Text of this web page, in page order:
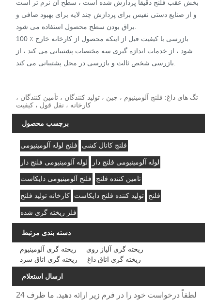
بخش عقب فلنج دقیقاً پردازش شده است ، سطح آن نرم تر است
و از صنایع دستی نفیس برای پردازش چند لایه برای بهبود صافی و
100 ٪ بازرسی با کیفیت قبل از اینکه محصول از کارخانه خارج
شود ، از خدمات اندازه گیری سه مختصات پشتیبانی می کند ، از
تگ های داغ: فلنج آلومینیوم ، چین ، تولید کنندگان ، تأمین کنندگان ،
کارخانه ، نقل قول ، کیفیت
برچسب محصول
فلنج لوله آلومینیومی فلنج کانال کشی
لوله آلومینیومی فلنج دار لوله آلومینیومی فلنج دار
فلنج آلومینیومی دایکاست تامین کننده فلنج
کارخانه تولید فلنج تولید کننده فلنج دایکاست فلنج
فلز ریخته گری شده
دسته بندی مرتبط
ریخته گری آلومینیوم
ریخته گری آلیاژ روی
ریخته گری اتاق سرد
ریخته گری اتاق داغ
ارسال استعلام
لطفاً درخواست خود را در فرم زیر ارائه دهید. ما ظرف 24